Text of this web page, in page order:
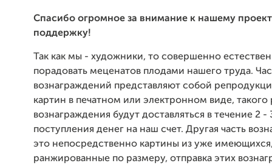
Спасибо огромное за внимание к нашему
поддержку!
Так как мы - художники, то совершенно
порадовать меценатов плодами нашего труда.
вознаграждений представляют собой
картин в печатном или электронном виде, такого
вознаграждения будут доставляться в течение 2 -
поступления денег на наш счет. Другая часть
это непосредственно картины из уже
ранжированные по размеру, отправка этих